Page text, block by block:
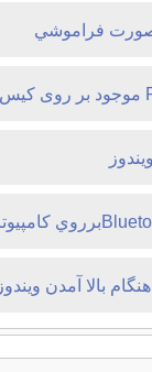
صورت فراموشي
بالا آمدن ويندوز